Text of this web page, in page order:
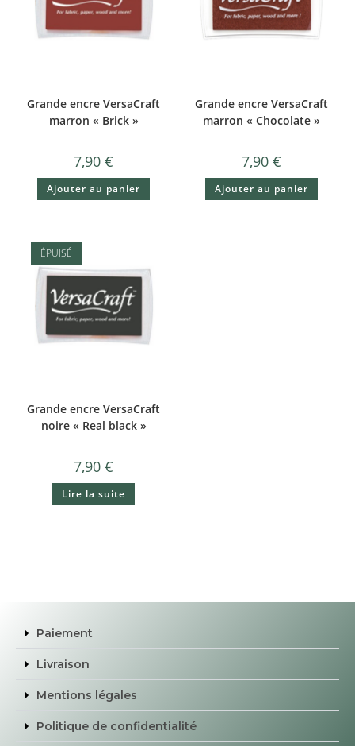
Grande encre VersaCraft
marron « Brick »
7,90€
Ajouter au panier
Grande encre VersaCraft
marron « Chocolate »
7,90 €
Ajouter au panier
ÉPUISÉ
Grande encre VersaCraft
noire « Real black »
7,90€
Lire la suite
Paiement
Livraison
Mentions légales
Politique de confidentialité